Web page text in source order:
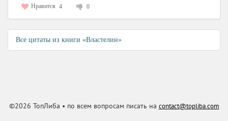
Нравится 4 0
Все цитаты из книги «Властелин»
©2026 ТопЛиба • по всем вопросам писать на contact@topliba.com